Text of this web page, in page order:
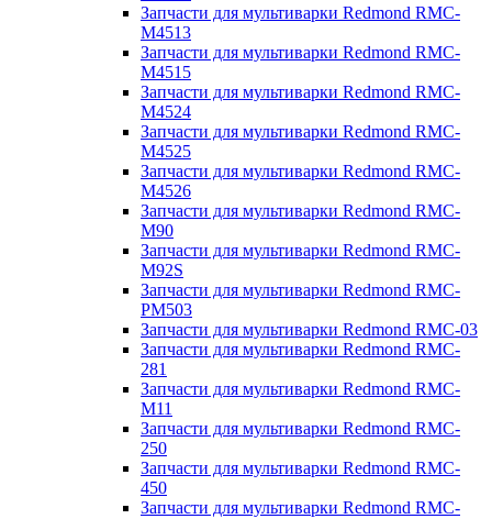
Запчасти для мультиварки Redmond RMC-
M4513
Запчасти для мультиварки Redmond RMC-
M4515
Запчасти для мультиварки Redmond RMC-
M4524
Запчасти для мультиварки Redmond RMC-
M4525
Запчасти для мультиварки Redmond RMC-
M4526
Запчасти для мультиварки Redmond RMC-
M90
Запчасти для мультиварки Redmond RMC-
M92S
Запчасти для мультиварки Redmond RMC-
PM503
Запчасти для мультиварки Redmond RMC-03
Запчасти для мультиварки Redmond RMC-
281
Запчасти для мультиварки Redmond RMC-
M11
Запчасти для мультиварки Redmond RMC-
250
Запчасти для мультиварки Redmond RMC-
450
Запчасти для мультиварки Redmond RMC-